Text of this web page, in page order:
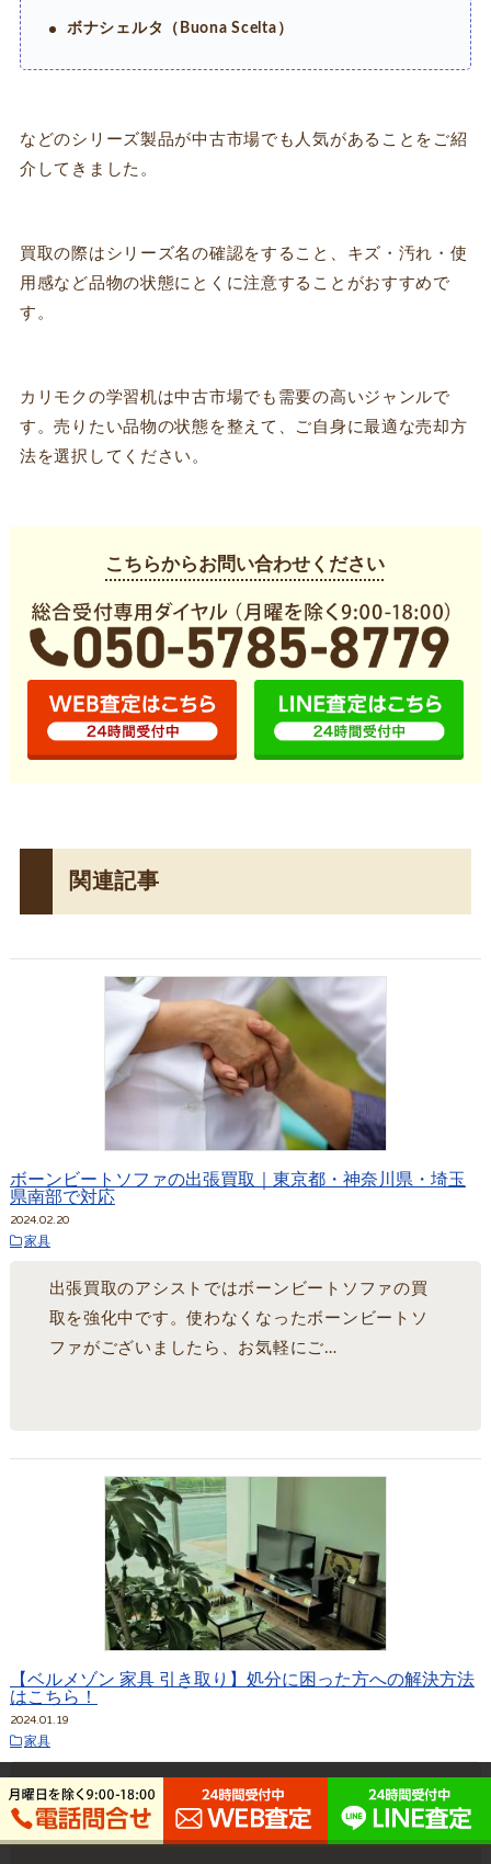
ボナシェルタ（Buona Scelta）
などのシリーズ製品が中古市場でも人気があることをご紹
介してきました。
買取の際はシリーズ名の確認をすること、キズ・汚れ・使
用感など品物の状態にとくに注意することがおすすめで
す。
カリモクの学習机は中古市場でも需要の高いジャンルで
す。売りたい品物の状態を整えて、ご自身に最適な売却方
法を選択してください。
こちらからお問い合わせください
関連記事
ボーンビートソファの出張買取｜東京都・神奈川県・埼玉
県南部で対応
2024.02.20
家具
出張買取のアシストではボーンビートソファの買
取を強化中です。使わなくなったボーンビートソ
ファがございましたら、お気軽にご…
【ベルメゾン 家具 引き取り】処分に困った方への解決方法
はこちら！
2024.01.19
家具
ベルメゾン取り扱いブランド家具なら高価買取い
たします！